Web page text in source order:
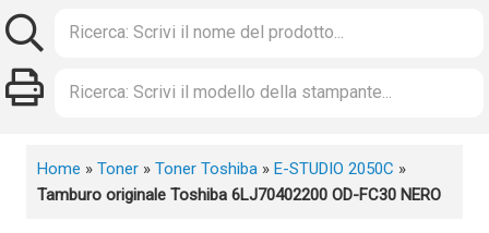
Home » Toner » Toner Toshiba » E-STUDIO 2050C »
Tamburo originale Toshiba 6LJ70402200 OD-FC30 NERO